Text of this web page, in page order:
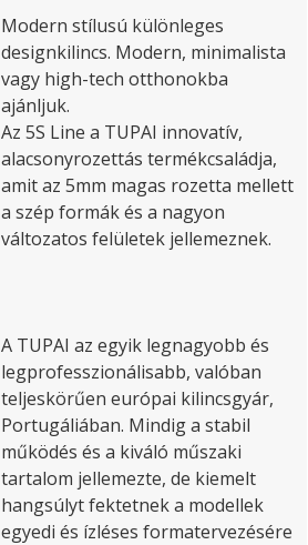
Modern stílusú különleges
designkilincs. Modern, minimalista
vagy high-tech otthonokba
ajánljuk.
Az 5S Line a TUPAI innovatív,
alacsonyrozettás termékcsaládja,
amit az 5mm magas rozetta mellett
a szép formák és a nagyon
változatos felületek jellemeznek.
A TUPAI az egyik legnagyobb és
legprofesszionálisabb, valóban
teljeskörűen európai kilincsgyár,
Portugáliában. Mindig a stabil
működés és a kiváló műszaki
tartalom jellemezte, de kiemelt
hangsúlyt fektetnek a modellek
egyedi és ízléses formatervezésére